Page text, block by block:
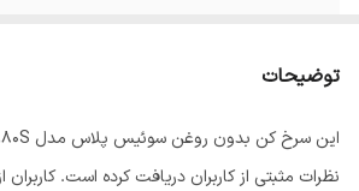
توضیحات
نظرات مثبتی از کاربران دریافت کرده است.